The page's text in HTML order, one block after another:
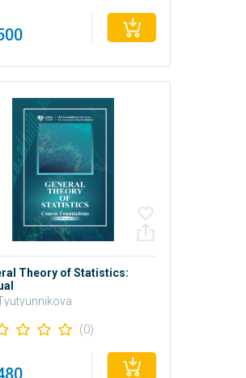
Theory of Statistics:
(0)